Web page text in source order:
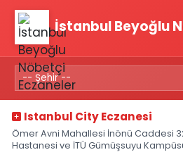
İstanbul Beyoğlu
Istanbul City Eczanesi
Ömer Avni Mahallesi İnönü Caddesi
Hastanesi ve İTÜ Gümüşsuyu